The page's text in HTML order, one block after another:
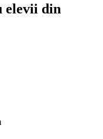
elevii din